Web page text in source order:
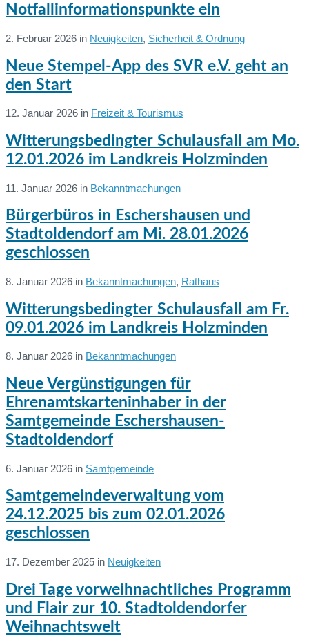
Notfallinformationspunkte ein
2. Februar 2026 in Neuigkeiten, Sicherheit & Ordnung
Weiterlesen
Neue Stempel-App des SVR e.V. geht an
den Start
12. Januar 2026 in Freizeit & Tourismus
Weiterlesen
Witterungsbedingter Schulausfall am Mo.
12.01.2026 im Landkreis Holzminden
11. Januar 2026 in Bekanntmachungen
Weiterlesen
Bürgerbüros in Eschershausen und
Stadtoldendorf am Mi. 28.01.2026
geschlossen
8. Januar 2026 in Bekanntmachungen, Rathaus
Weiterlesen
Witterungsbedingter Schulausfall am Fr.
09.01.2026 im Landkreis Holzminden
8. Januar 2026 in Bekanntmachungen
Weiterlesen
Neue Vergünstigungen für
Ehrenamtskarteninhaber in der
Samtgemeinde Eschershausen-
Stadtoldendorf
6. Januar 2026 in Samtgemeinde
Weiterlesen
Samtgemeindeverwaltung vom
24.12.2025 bis zum 02.01.2026
geschlossen
17. Dezember 2025 in Neuigkeiten
Weiterlesen
Drei Tage vorweihnachtliches Programm
und Flair zur 10. Stadtoldendorfer
Weihnachtswelt